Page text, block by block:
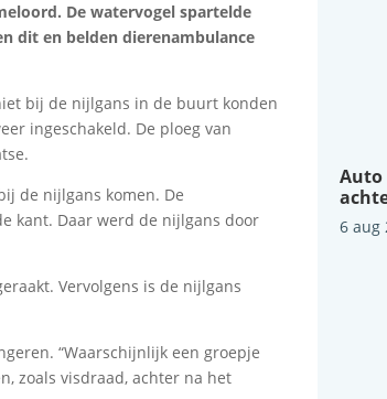
De watervogel spartelde
dit en belden dierenambulance
bij de nijlgans in de buurt konden
ingeschakeld. De ploeg van
de nijlgans komen. De
kant. Daar werd de nijlgans door
Vervolgens is de nijlgans
“Waarschijnlijk een groepje
zoals visdraad, achter na het
Auto
6 aug